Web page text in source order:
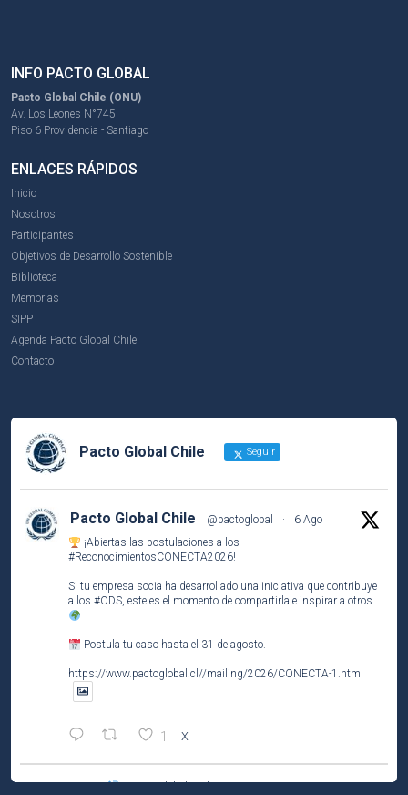
INFO PACTO GLOBAL
Pacto Global Chile (ONU)
Av. Los Leones N°745
Piso 6 Providencia - Santiago
ENLACES RÁPIDOS
Inicio
Nosotros
Participantes
Objetivos de Desarrollo Sostenible
Biblioteca
Memorias
SIPP
Agenda Pacto Global Chile
Contacto
Pacto Global Chile Seguir
Pacto Global Chile @pactoglobal ·
6 Ago
¡Abiertas las postulaciones a los
#ReconocimientosCONECTA2026!
Si tu empresa socia ha desarrollado una iniciativa que contribuye
a los #ODS, este es el momento de compartirla e inspirar a otros.
Postula tu caso hasta el 31 de agosto.
https://www.pactoglobal.cl//mailing/2026/CONECTA-1.html
1 X